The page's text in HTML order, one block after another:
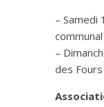
– Samedi
communal
–
des Fours